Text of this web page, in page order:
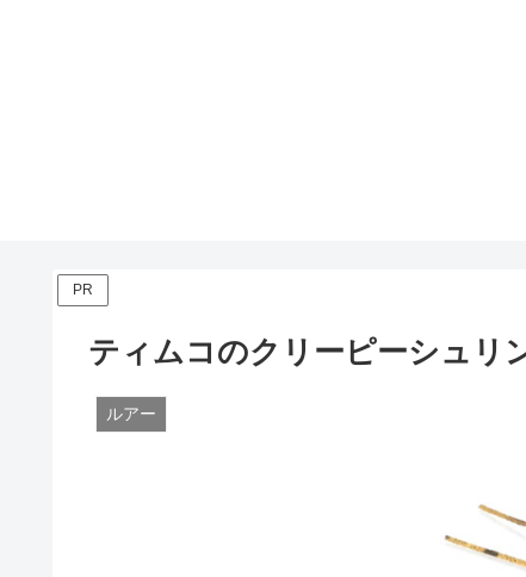
PR
ティムコのクリーピーシュリ
ルアー